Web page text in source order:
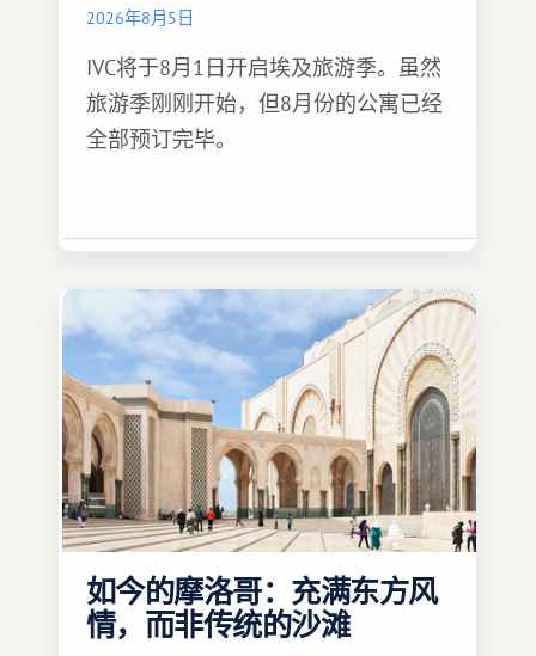
2026年8月5日
IVC将于8月1日开启埃及旅游季。虽然
旅游季刚刚开始，但8月份的公寓已经
全部预订完毕。
如今的摩洛哥：充满东方风
情，而非传统的沙滩